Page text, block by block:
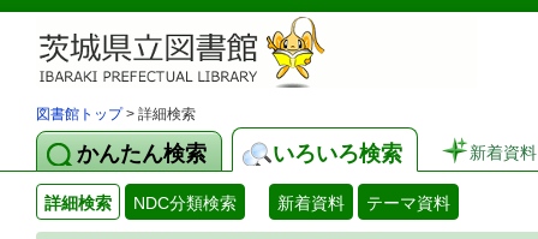
図書館トップ> 詳細検索
かんたん検索 いろいろ検索 新着資料
詳細検索 NDC分類検索 新着資料 テーマ資料